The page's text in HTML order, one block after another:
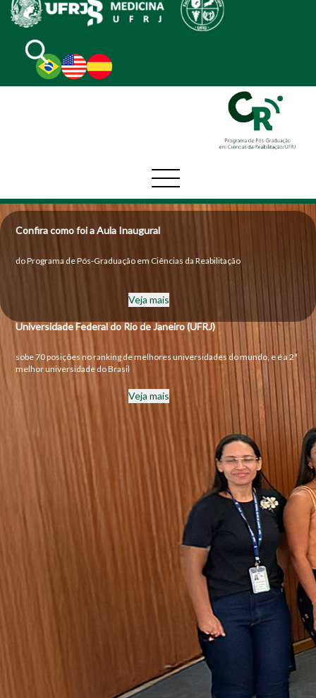
O
CONTEÚDO
Confira como foi a Aula Inaugural
do Programa de Pós-Graduação em Ciências da Reabilitação
Veja mais
Universidade Federal do Rio de Janeiro (UFRJ)
sobe 70 posições no ranking de melhores universidades do mundo, e é a 2ª
melhor universidade do Brasil
Veja mais